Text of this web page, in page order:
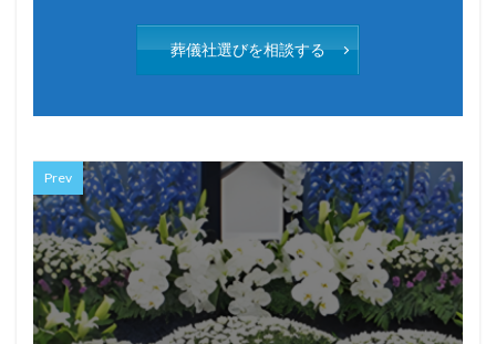
葬儀社選びを相談する
Prev